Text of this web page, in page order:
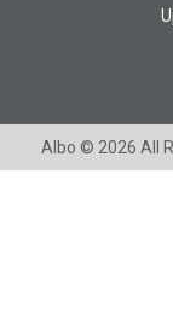
Albo © 2026 All